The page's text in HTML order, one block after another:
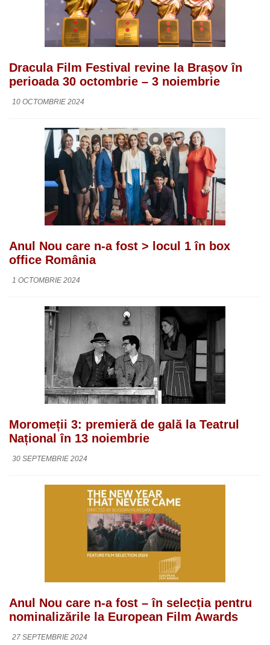
Dracula Film Festival revine la Brașov în
perioada 30 octombrie – 3 noiembrie
10 OCTOMBRIE 2024
Anul Nou care n-a fost > locul 1 în box
office România
1 OCTOMBRIE 2024
Moromeții 3: premieră de gală la Teatrul
Național în 13 noiembrie
30 SEPTEMBRIE 2024
Anul Nou care n-a fost – în selecția pentru
nominalizările la European Film Awards
27 SEPTEMBRIE 2024